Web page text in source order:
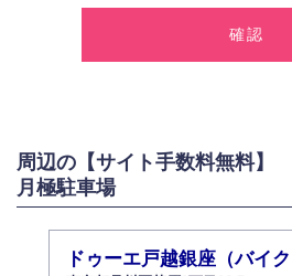
2.個人情報の利用
お問い合わせに対する回答、資料等の送付
採用に関する回答、情報の提供
弊社は取り扱う個人情報の外部への漏洩を
適切かつ安全に管理します。
周辺の【サイト手数料無料】
月極駐車場
ドゥーエ戸越銀座（バイク